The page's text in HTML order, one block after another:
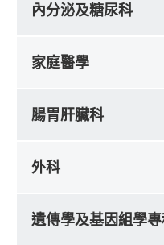
內分泌及糖尿科
家庭醫學
腸胃肝臟科
外科
遺傳學及基因組學專